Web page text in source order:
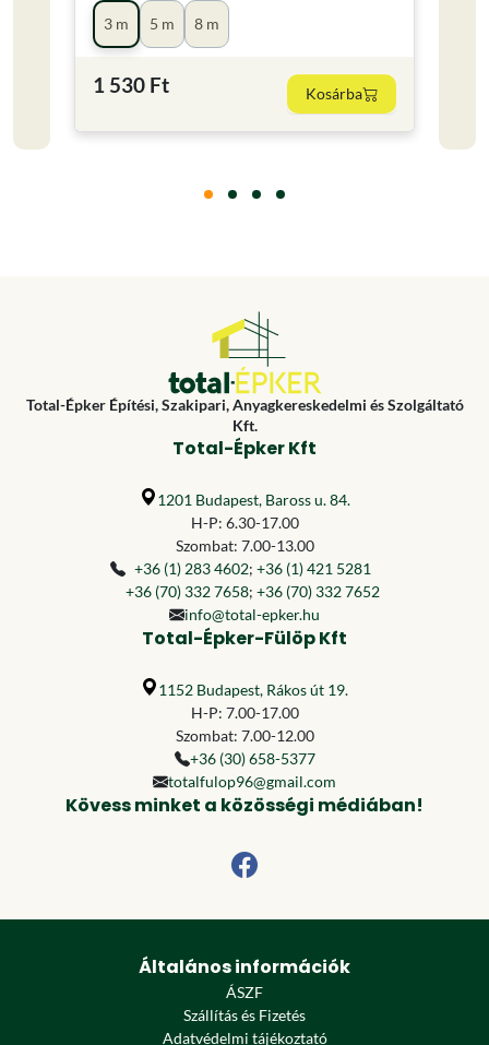
3 m
5 m 8 m
1 530 Ft Kosárba
Total-Épker Építési, Szakipari, Anyagkereskedelmi és Szolgáltató
Kft.
Total-Épker Kft
1201 Budapest, Baross u. 84.
H-P: 6.30-17.00
Szombat: 7.00-13.00
+36 (1) 283 4602; +36 (1) 421 5281
+36 (70) 332 7658; +36 (70) 332 7652
info@total-epker.hu
Total-Épker-Fülöp Kft
1152 Budapest, Rákos út 19.
H-P: 7.00-17.00
Szombat: 7.00-12.00
+36 (30) 658-5377
totalfulop96@gmail.com
Kövess minket a közösségi médiában!
Általános információk
ÁSZF
Szállítás és Fizetés
Adatvédelmi tájékoztató